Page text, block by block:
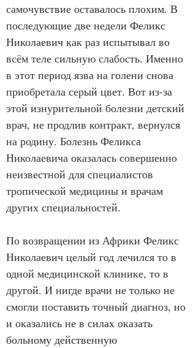
самочувствие оставалось плохим. В
последующие две недели Феликс
Николаевич как раз испытывал во
всём теле сильную слабость. Именно
в этот период язва на голени снова
приобретала серый цвет. Вот из-за
этой изнурительной болезни детский
врач, не продлив контракт, вернулся
на родину. Болезнь Феликса
Николаевича оказалась совершенно
неизвестной для специалистов
тропической медицины и врачам
других специальностей.
По возвращении из Африки Феликс
Николаевич целый год лечился то в
одной медицинской клинике, то в
другой. И нигде врачи не только не
смогли поставить точный диагноз, но
и оказались не в силах оказать
больному действенную